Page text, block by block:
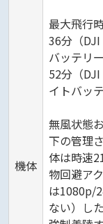
機体
最大飛行
36分（
バッテリ
52分（
イトバッ
無風状態
下の管理
体は時速
物回避ア
は1080p/
ない）し